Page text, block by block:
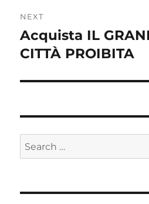
NEXT
Next
post:
Acquista IL
CITTÀ PROIBITA
Search
for: